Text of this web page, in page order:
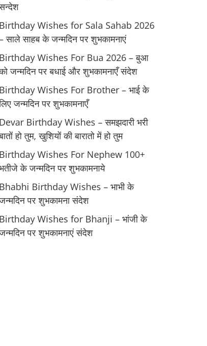
Birthday Wishes for Sala Sahab 2026
साले साहब के जन्मदिन पर शुभकामनाएं
Birthday Wishes For Bua 2026 – बुआ
जन्मदिन पर बधाई और शुभकामनाएँ संदेश
Birthday Wishes For Brother – भाई के
जन्मदिन पर शुभकामनाएँ
Devar Birthday Wishes – समझदारी भरी
हो तुम, खुशियों की बारातो में हो तुम
Birthday Wishes For Nephew 100+
के जन्मदिन पर शुभकामनाये
Bhabhi Birthday Wishes – भाभी के
पर शुभकामना संदेश
Birthday Wishes for Bhanji – भांजी के
पर शुभकामनाएं संदेश